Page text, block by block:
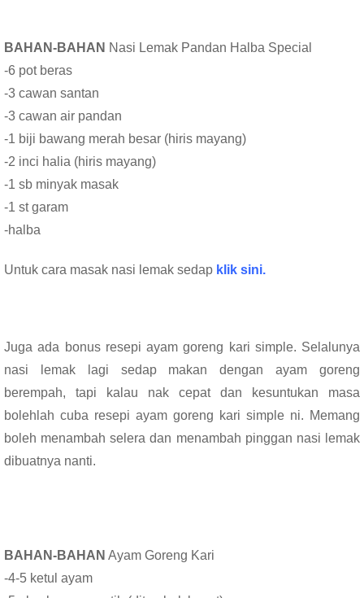
BAHAN-BAHAN Nasi Lemak Pandan Halba Special
-6 pot beras
-3 cawan santan
-3 cawan air pandan
-1 biji bawang merah besar (hiris mayang)
-2 inci halia (hiris mayang)
-1 sb minyak masak
-1 st garam
-halba
Untuk cara masak nasi lemak sedap klik sini.
Juga ada bonus resepi ayam goreng kari simple. Selalunya
nasi lemak lagi sedap makan dengan ayam goreng
berempah, tapi kalau nak cepat dan kesuntukan masa
bolehlah cuba resepi ayam goreng kari simple ni. Memang
boleh menambah selera dan menambah pinggan nasi lemak
dibuatnya nanti.
BAHAN-BAHAN Ayam Goreng Kari
-4-5 ketul ayam